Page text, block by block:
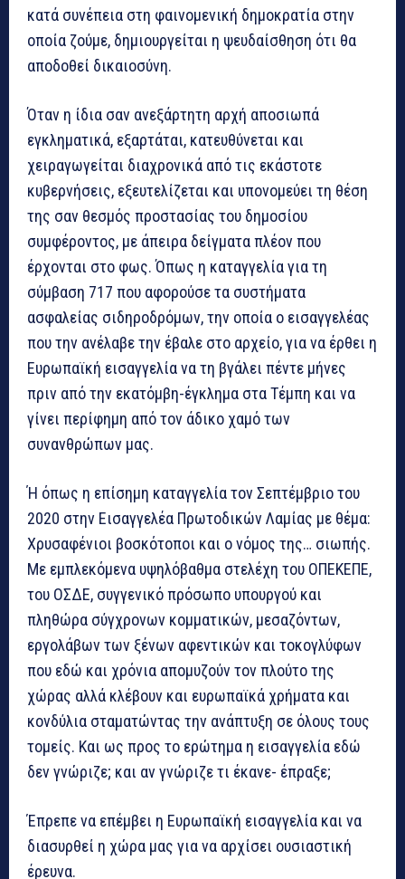
κατά συνέπεια στη φαινομενική δημοκρατία στην
οποία ζούμε, δημιουργείται η ψευδαίσθηση ότι θα
αποδοθεί δικαιοσύνη.
Όταν η ίδια σαν ανεξάρτητη αρχή αποσιωπά
εγκληματικά, εξαρτάται, κατευθύνεται και
χειραγωγείται διαχρονικά από τις εκάστοτε
κυβερνήσεις, εξευτελίζεται και υπονομεύει τη θέση
της σαν θεσμός προστασίας του δημοσίου
συμφέροντος, με άπειρα δείγματα πλέον που
έρχονται στο φως. Όπως η καταγγελία για τη
σύμβαση 717 που αφορούσε τα συστήματα
ασφαλείας σιδηροδρόμων, την οποία ο εισαγγελέας
που την ανέλαβε την έβαλε στο αρχείο, για να έρθει η
Ευρωπαϊκή εισαγγελία να τη βγάλει πέντε μήνες
πριν από την εκατόμβη-έγκλημα στα Τέμπη και να
γίνει περίφημη από τον άδικο χαμό των
συνανθρώπων μας.
Ή όπως η επίσημη καταγγελία τον Σεπτέμβριο του
2020 στην Εισαγγελέα Πρωτοδικών Λαμίας με θέμα:
Χρυσαφένιοι βοσκότοποι και ο νόμος της… σιωπής.
Με εμπλεκόμενα υψηλόβαθμα στελέχη του ΟΠΕΚΕΠΕ,
του ΟΣΔΕ, συγγενικό πρόσωπο υπουργού και
πληθώρα σύγχρονων κομματικών, μεσαζόντων,
εργολάβων των ξένων αφεντικών και τοκογλύφων
που εδώ και χρόνια απομυζούν τον πλούτο της
χώρας αλλά κλέβουν και ευρωπαϊκά χρήματα και
κονδύλια σταματώντας την ανάπτυξη σε όλους τους
τομείς. Και ως προς το ερώτημα η εισαγγελία εδώ
δεν γνώριζε; και αν γνώριζε τι έκανε- έπραξε;
Έπρεπε να επέμβει η Ευρωπαϊκή εισαγγελία και να
διασυρθεί η χώρα μας για να αρχίσει ουσιαστική
έρευνα.